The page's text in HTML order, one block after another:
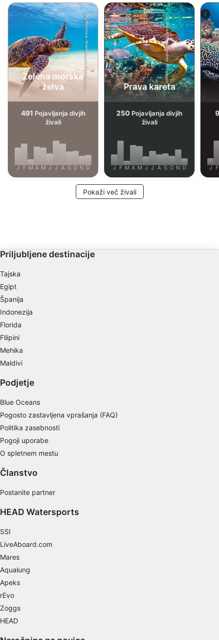
Shutterstock-Shane Myers Photography
Zelena morska
želva
491 Pojavljanja divjih
živali
J F M A M J J A S O N D
Shutterstock-Andrey Armyagov
Prava kareta
250 Pojavljanja divjih
živali
J F M A M J J A S O N D J F
Pokaži več živali
Priljubljene destinacije
Tajska
Egipt
Španija
Indonezija
Florida
Filipini
Mehika
Maldivi
Podjetje
Blue Oceans
Pogosto zastavljena vprašanja (FAQ)
Politika zasebnosti
Pogoji uporabe
O spletnem mestu
Članstvo
Postanite partner
HEAD Watersports
SSI
LiveAboard.com
Mares
Aqualung
Apeks
rEvo
Zoggs
HEAD